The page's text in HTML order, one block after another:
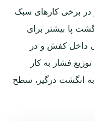
در برخی کارهای سبک
پا بیشتر برای
داخل کفش و در
فشار به کار
به انگشت درگیر، سطح